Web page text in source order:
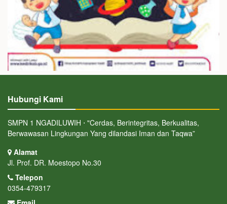
Hubungi Kami
SMPN 1 NGADILUWIH ⋅ "Cerdas, Berintegritas, Berkualitas,
Berwawasan Lingkungan Yang dilandasi Iman dan Taqwa”
Alamat
Jl. Prof. DR. Moestopo No.30
Telepon
0354-479317